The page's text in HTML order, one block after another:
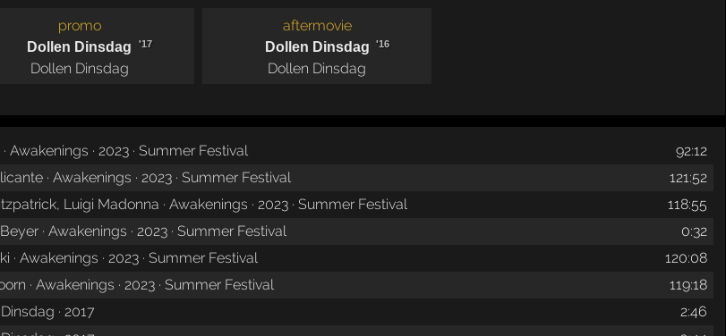
promo
Dollen Dinsdag '17
Dollen Dinsdag
aftermovie
Dollen Dinsdag '16
Dollen Dinsdag
Awakenings · 2023 · Summer Festival
92:12
· Awakenings · 2023 · Summer Festival
121:52
Luigi Madonna · Awakenings · 2023 · Summer Festival
118:55
· Awakenings · 2023 · Summer Festival
0:32
· Awakenings · 2023 · Summer Festival
120:08
· Awakenings · 2023 · Summer Festival
119:18
· 2017
2:46